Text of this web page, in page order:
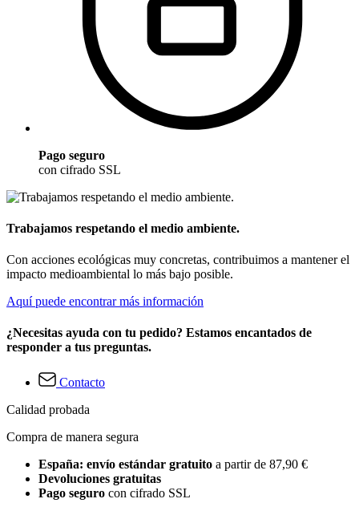
Pago seguro
con cifrado SSL
Trabajamos respetando el medio ambiente.
Con acciones ecológicas muy concretas, contribuimos a mantener el
impacto medioambiental lo más bajo posible.
Aquí puede encontrar más información
¿Necesitas ayuda con tu pedido? Estamos encantados de
responder a tus preguntas.
Contacto
Calidad probada
Compra de manera segura
España: envío estándar gratuito a partir de 87,90 €
Devoluciones gratuitas
Pago seguro con cifrado SSL